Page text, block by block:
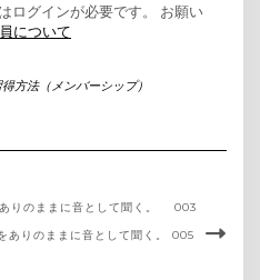
ログインが必要です。 お願い
について
方法（メンバーシップ）
ありのままに音として聞く。 003
ありのままに音として聞く。 005